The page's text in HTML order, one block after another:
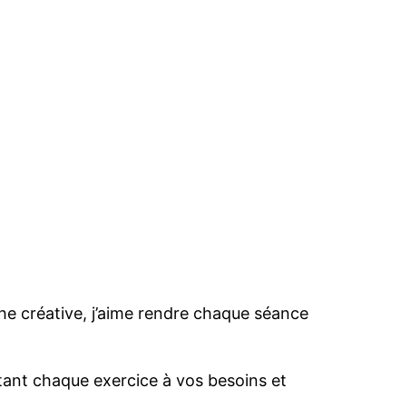
créative, j’aime rendre chaque séance
chaque exercice à vos besoins et